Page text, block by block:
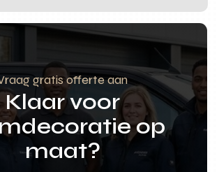
gratis offerte aan
Klaar voor
op
maat?